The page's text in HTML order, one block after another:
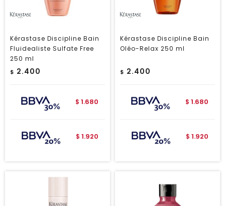
Kérastase Discipline Bain
Fluidealiste Sulfate Free
250 ml
$ 2.400
$ 1.680
$ 1.920
Kérastase Discipline Bain
Oléo-Relax 250 ml
$ 2.400
$ 1.680
$ 1.920